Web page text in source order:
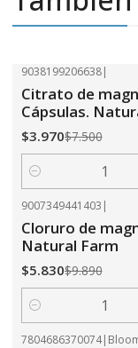
9038199206638|
Citrato de
Cápsulas.
$3.970$7.500
Cantidad
9007349441403 |
Cloruro de
Natural Farm
$5.830$9.890
Cantidad
7804686370074|